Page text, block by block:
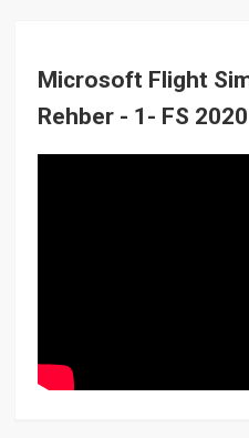
Microsoft Flight
Rehber - 1- FS